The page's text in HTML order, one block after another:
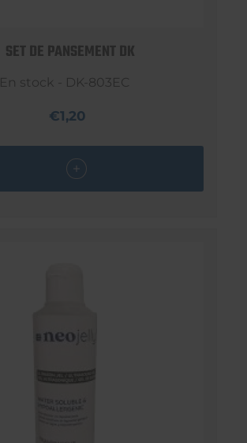
SET DE PANSEMENT DK
En stock - DK-803EC
€1,20